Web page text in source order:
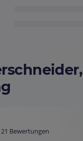
Bewertungen